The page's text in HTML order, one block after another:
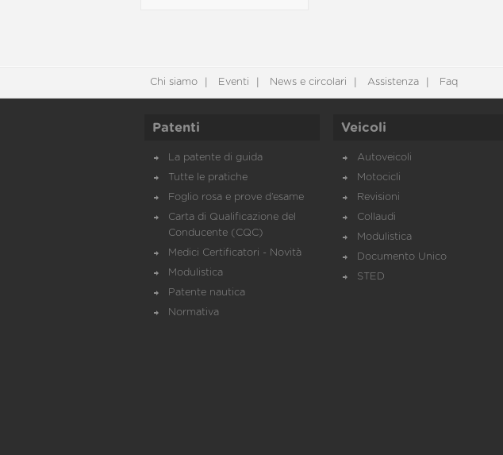
Chi siamo Eventi News e circolari Assistenza Faq
Patenti
La patente di guida
Tutte le pratiche
Foglio rosa e prove d’esame
Carta di Qualificazione del
Conducente (CQC)
Medici Certificatori - Novità
Modulistica
Patente nautica
Normativa
Veicoli
Autoveicoli
Motocicli
Revisioni
Collaudi
Modulistica
Documento Unico
STED